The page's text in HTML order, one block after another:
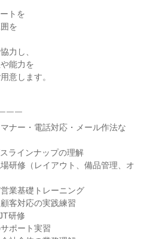
トを
を
力し、
能力を
意します。
￣￣
ナー・電話対応・メール作法な
ラインナップの理解
研修（レイアウト、備品管理、オ
業基礎トレーニング
客対応の実践練習
研修
ポート実習